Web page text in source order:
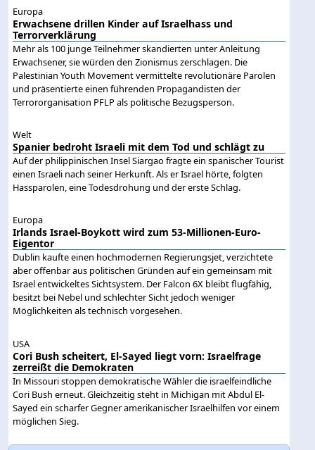
Europa
Erwachsene drillen Kinder auf Israelhass und
Terrorverklärung
Mehr als 100 junge Teilnehmer skandierten unter Anleitung
Erwachsener, sie würden den Zionismus zerschlagen. Die
Palestinian Youth Movement vermittelte revolutionäre Parolen
und präsentierte einen führenden Propagandisten der
Terrororganisation PFLP als politische Bezugsperson.
Welt
Spanier bedroht Israeli mit dem Tod und schlägt zu
Auf der philippinischen Insel Siargao fragte ein spanischer Tourist
einen Israeli nach seiner Herkunft. Als er Israel hörte, folgten
Hassparolen, eine Todesdrohung und der erste Schlag.
Europa
Irlands Israel-Boykott wird zum 53-Millionen-Euro-
Eigentor
Dublin kaufte einen hochmodernen Regierungsjet, verzichtete
aber offenbar aus politischen Gründen auf ein gemeinsam mit
Israel entwickeltes Sichtsystem. Der Falcon 6X bleibt flugfähig,
besitzt bei Nebel und schlechter Sicht jedoch weniger
Möglichkeiten als technisch vorgesehen.
USA
Cori Bush scheitert, El-Sayed liegt vorn: Israelfrage
zerreißt die Demokraten
In Missouri stoppen demokratische Wähler die israelfeindliche
Cori Bush erneut. Gleichzeitig steht in Michigan mit Abdul El-
Sayed ein scharfer Gegner amerikanischer Israelhilfen vor einem
möglichen Sieg.